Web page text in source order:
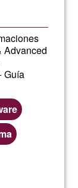
Advanced
Guía